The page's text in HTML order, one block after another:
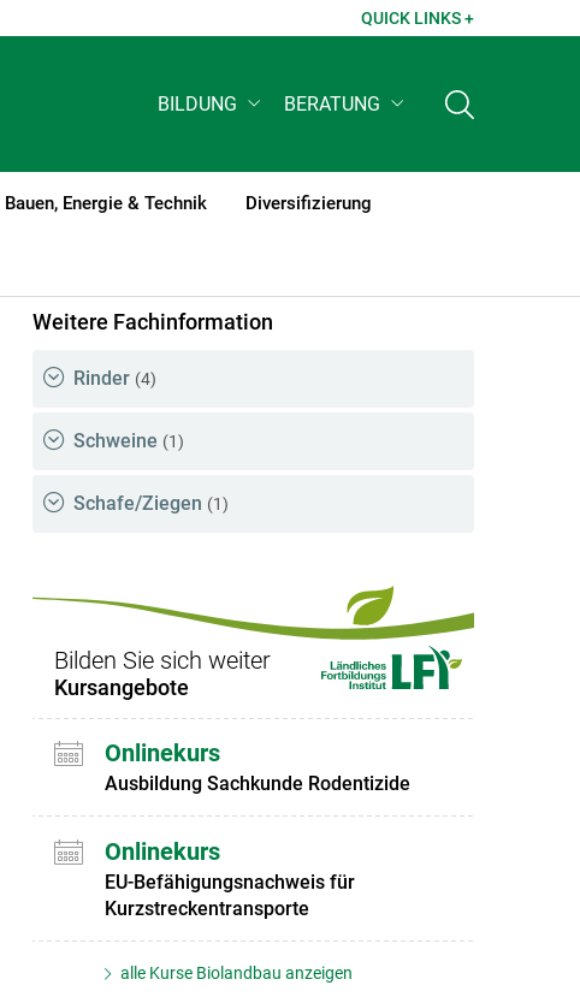
QUICK LINKS +
BILDUNG BERATUNG
Bauen, Energie & Technik Diversifizierung
Weitere Fachinformation
Rinder (4)
Schweine (1)
Schafe/Ziegen (1)
Bilden Sie sich weiter
Kursangebote
Onlinekurs
Ausbildung Sachkunde Rodentizide
Onlinekurs
EU-Befähigungsnachweis für
Kurzstreckentransporte
alle Kurse Biolandbau anzeigen